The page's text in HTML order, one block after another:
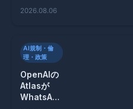
策
2026.08.06
AI規制・倫
理・政策
OpenAIの
Atlasが
WhatsApp